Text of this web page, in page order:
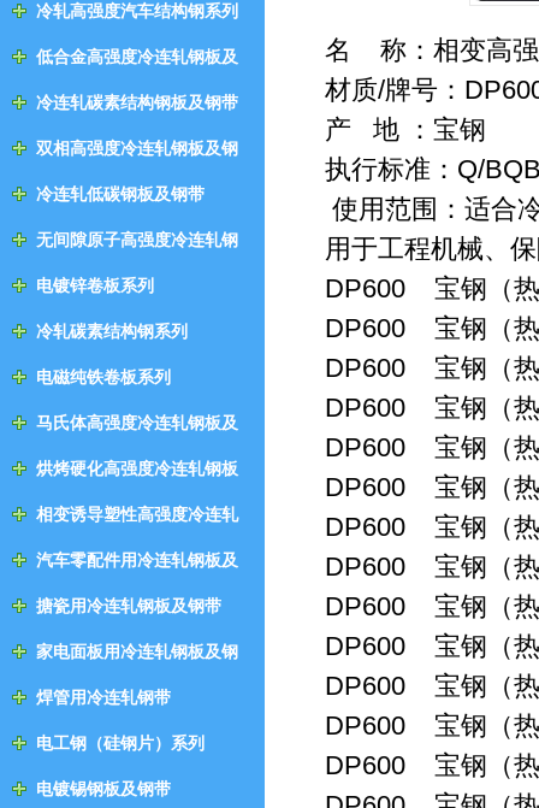
冷轧高强度汽车结构钢系列
低合金高强度冷连轧钢板及
钢带冷连轧碳素结构钢板及钢带
双相高强度冷连轧钢板及钢
带
冷连轧低碳钢板及钢带
无间隙原子高强度冷连轧钢
板及钢带
电镀锌卷板系列
冷轧碳素结构钢系列
电磁纯铁卷板系列
马氏体高强度冷连轧钢板及
钢带烘烤硬化高强度冷连轧钢板
及钢带
相变诱导塑性高强度冷连轧
钢板及钢带
汽车零配件用冷连轧钢板及
钢带搪瓷用冷连轧钢板及钢带
家电面板用冷连轧钢板及钢
带
焊管用冷连轧钢带
电工钢（硅钢片）系列
电镀锡钢板及钢带
名 称：相变高
材质/牌号：
产 地 ：宝钢
执行标准：Q/
使用范围：适合
用于工程机械、
DP600 宝钢（
DP600 宝钢（
DP600 宝钢（
DP600 宝钢（
DP600 宝钢（
DP600 宝钢（
DP600 宝钢（
DP600 宝钢（
DP600 宝钢（
DP600 宝钢（
DP600 宝钢（
DP600 宝钢（
DP600 宝钢（